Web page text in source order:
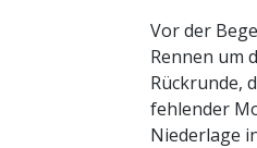
Vor der
Rennen um
Rückrunde,
fehlender
Niederlage